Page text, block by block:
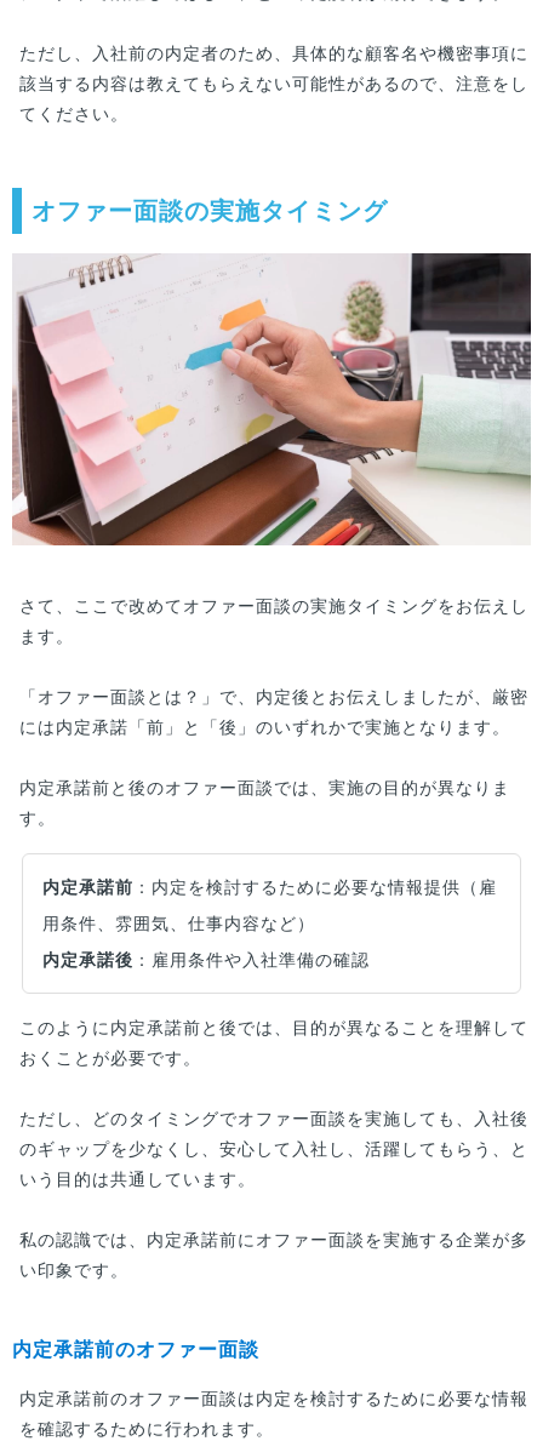
ただし、入社前の内定者のため、具体的な顧客名や機密事項に
該当する内容は教えてもらえない可能性があるので、注意をし
てください。
オファー面談の実施タイミング
さて、ここで改めてオファー面談の実施タイミングをお伝えし
ます。
「オファー面談とは？」で、内定後とお伝えしましたが、厳密
には内定承諾「前」と「後」のいずれかで実施となります。
内定承諾前と後のオファー面談では、実施の目的が異なりま
す。
内定承諾前 ：内定を検討するために必要な情報提供（雇
用条件、雰囲気、仕事内容など）
内定承諾後 ：雇用条件や入社準備の確認
このように内定承諾前と後では、目的が異なることを理解して
おくことが必要です。
ただし、どのタイミングでオファー面談を実施しても、入社後
のギャップを少なくし、安心して入社し、活躍してもらう、と
いう目的は共通しています。
私の認識では、内定承諾前にオファー面談を実施する企業が多
い印象です。
内定承諾前のオファー面談
内定承諾前のオファー面談は内定を検討するために必要な情報
を確認するために行われます。